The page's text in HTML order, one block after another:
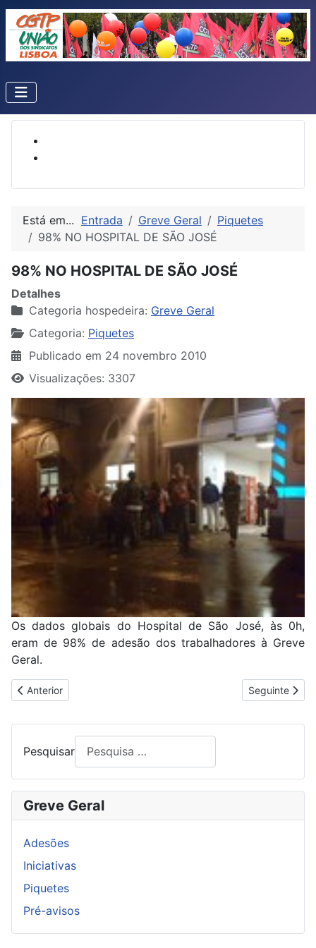
Está em... Entrada Greve Geral
Piquetes
98% NO HOSPITAL DE SÃO JOSÉ
98% NO HOSPITAL DE SÃO JOSÉ
Detalhes
Categoria hospedeira: Greve Geral
Categoria: Piquetes
Publicado em 24 novembro 2010
Visualizações: 3307
Os dados globais do Hospital de São José, às 0h,
eram de 98% de adesão dos trabalhadores à Greve
Geral.
Artigo anterior: HOSPITAL DE SANTA MARIA COM 90% DE
Anterior Artigo
Seguinte
Pesquisar
Greve Geral
Adesões
Iniciativas
Piquetes
Pré-avisos